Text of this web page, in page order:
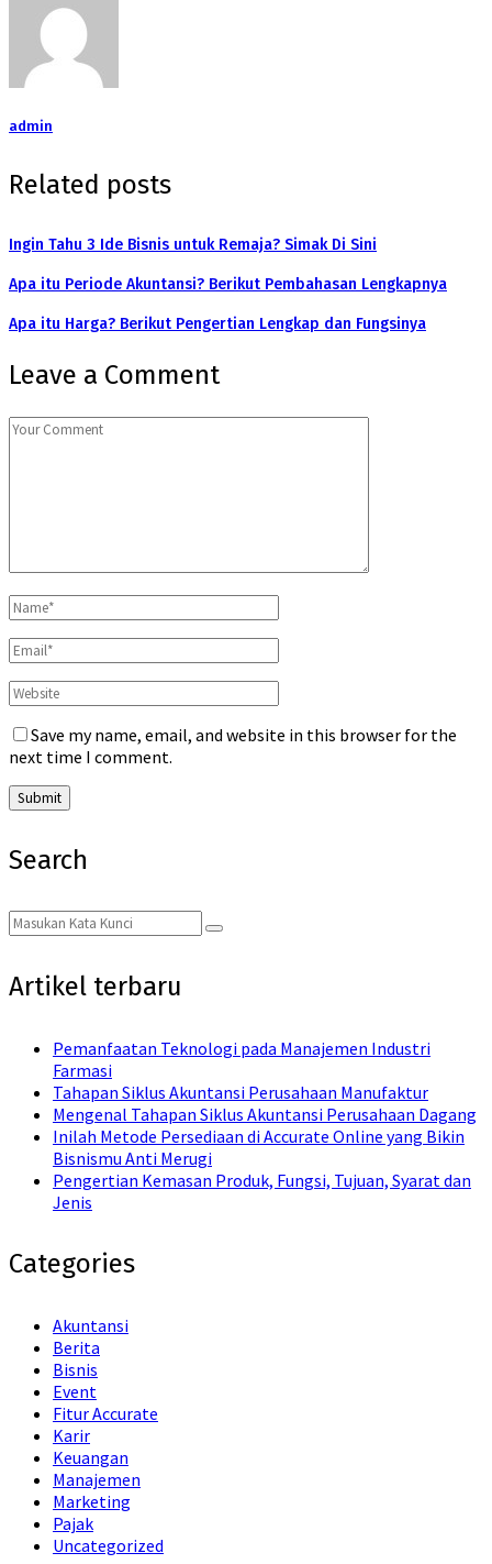
admin
Related posts
Ingin Tahu 3 Ide Bisnis untuk Remaja? Simak Di Sini
Apa itu Periode Akuntansi? Berikut Pembahasan Lengkapnya
Apa itu Harga? Berikut Pengertian Lengkap dan Fungsinya
Leave a Comment
Save my name, email, and website in this browser for the
next time I comment.
Search
Search
for:
Search
Artikel terbaru
Pemanfaatan Teknologi pada Manajemen Industri
Farmasi
Tahapan Siklus Akuntansi Perusahaan Manufaktur
Mengenal Tahapan Siklus Akuntansi Perusahaan Dagang
Inilah Metode Persediaan di Accurate Online yang Bikin
Bisnismu Anti Merugi
Pengertian Kemasan Produk, Fungsi, Tujuan, Syarat dan
Jenis
Categories
Akuntansi
Berita
Bisnis
Event
Fitur Accurate
Karir
Keuangan
Manajemen
Marketing
Pajak
Uncategorized